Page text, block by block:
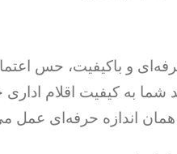
و باکیفیت، حس
شما به کیفیت اقلام
اندازه حرفه‌ای عمل